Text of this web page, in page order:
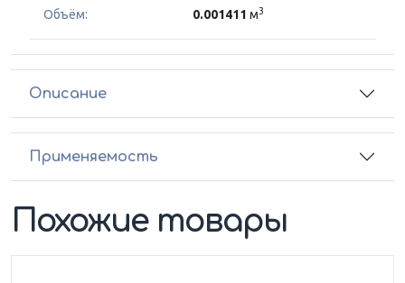
Объём: 0.001411 м3
Описание
Применяемость
Похожие товары